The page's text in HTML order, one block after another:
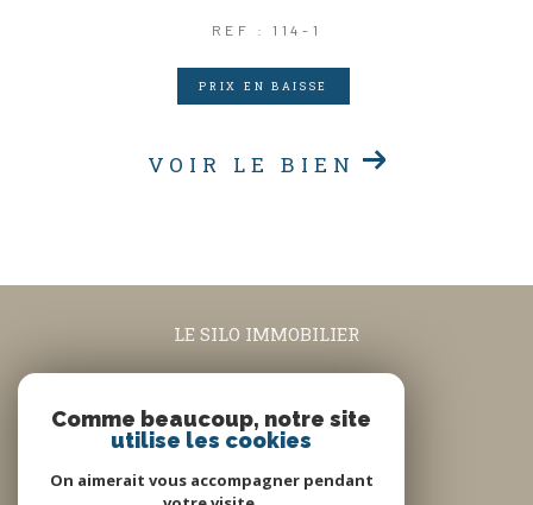
REF : 114-1
PRIX EN BAISSE
VOIR LE BIEN
LE SILO IMMOBILIER
contact@lesiloimmobilier.fr
5 rue Louis Blanc
Comme beaucoup, notre site
utilise les cookies
On aimerait vous accompagner pendant